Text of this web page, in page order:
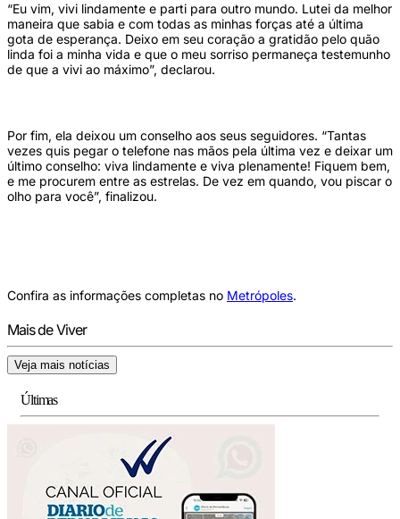
“Eu vim, vivi lindamente e parti para outro mundo. Lutei da melhor
maneira que sabia e com todas as minhas forças até a última
gota de esperança. Deixo em seu coração a gratidão pelo quão
linda foi a minha vida e que o meu sorriso permaneça testemunho
de que a vivi ao máximo”, declarou.
Por fim, ela deixou um conselho aos seus seguidores. “Tantas
vezes quis pegar o telefone nas mãos pela última vez e deixar um
último conselho: viva lindamente e viva plenamente! Fiquem bem,
e me procurem entre as estrelas. De vez em quando, vou piscar o
olho para você”, finalizou.
Confira as informações completas no Metrópoles.
Mais de Viver
Veja mais notícias
Últimas